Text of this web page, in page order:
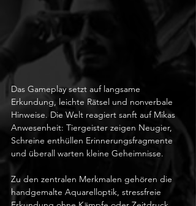
Das Gameplay setzt auf langsame
Erkundung, leichte Rätsel und nonverbale
Hinweise. Die Welt reagiert sanft auf Mikas
Anwesenheit: Tiergeister zeigen Neugier,
Schreine enthüllen Erinnerungsfragmente
und überall warten kleine Geheimnisse.
Zu den zentralen Merkmalen gehören die
handgemalte Aquarelloptik, stressfreie